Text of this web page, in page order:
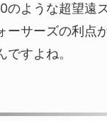
のような超望遠
ーサーズの利点
すよね。